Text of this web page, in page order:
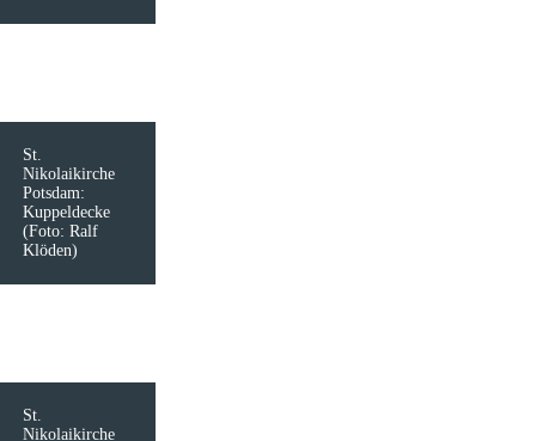
St.
Nikolaikirche
Potsdam:
Kuppeldecke
(Foto: Ralf
Klöden)
St.
Nikolaikirche